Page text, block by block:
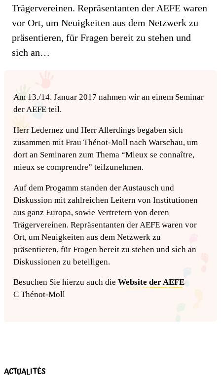
Trägervereinen. Repräsentanten der AEFE waren
vor Ort, um Neuigkeiten aus dem Netzwerk zu
präsentieren, für Fragen bereit zu stehen und
sich an…
Am 13./14. Januar 2017 nahmen wir an einem Seminar
der AEFE teil.
Herr Ledernez und Herr Allerdings begaben sich
zusammen mit Frau Thénot-Moll nach Warschau, um
dort an Seminaren zum Thema “Mieux se connaître,
mieux se comprendre” teilzunehmen.
Auf dem Progamm standen der Austausch und
Diskussion mit zahlreichen Leitern von Institutionen
aus ganz Europa, sowie Vertretern von deren
Trägervereinen. Repräsentanten der AEFE waren vor
Ort, um Neuigkeiten aus dem Netzwerk zu
präsentieren, für Fragen bereit zu stehen und sich an
Diskussionen zu beteiligen.
Besuchen Sie hierzu auch dieWebsite der AEFE
C Thénot-Moll
ACTUALITÉS